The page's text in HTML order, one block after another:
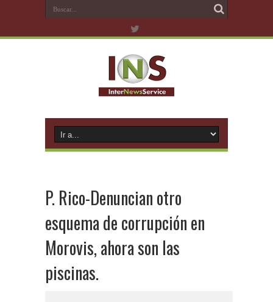
P. Rico-Denuncian otro
esquema de corrupción en
Morovis, ahora son las
piscinas.